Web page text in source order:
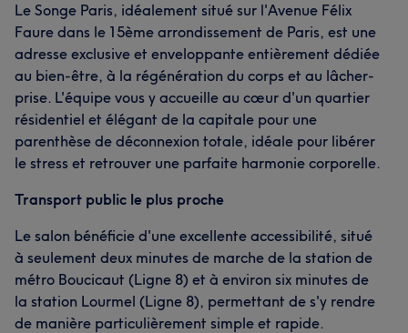
Le Songe Paris, idéalement situé sur l'Avenue Félix
Faure dans le 15ème arrondissement de Paris, est une
adresse exclusive et enveloppante entièrement dédiée
au bien-être, à la régénération du corps et au lâcher-
prise. L'équipe vous y accueille au cœur d'un quartier
résidentiel et élégant de la capitale pour une
parenthèse de déconnexion totale, idéale pour libérer
le stress et retrouver une parfaite harmonie corporelle.
Transport public le plus proche
Le salon bénéficie d'une excellente accessibilité, situé
à seulement deux minutes de marche de la station de
métro Boucicaut (Ligne 8) et à environ six minutes de
la station Lourmel (Ligne 8), permettant de s'y rendre
de manière particulièrement simple et rapide.